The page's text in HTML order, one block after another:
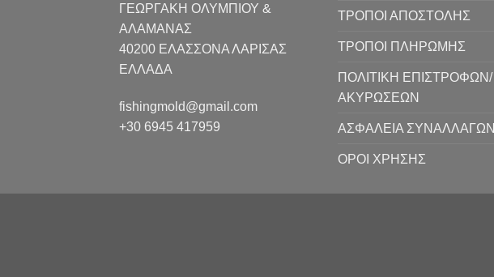
ΓΕΩΡΓΑΚΗ ΟΛΥΜΠΙΟΥ &
ΑΛΑΜΑΝΑΣ
40200 ΕΛΑΣΣΟΝΑ ΛΑΡΙΣΑΣ
EΛΛΑΔΑ
fishingmold@gmail.com
+30 6945 417959
ΤΡΟΠΟΙ ΑΠΟΣΤΟΛΗΣ
ΤΡΟΠΟΙ ΠΛΗΡΩΜΗΣ
ΠΟΛΙΤΙΚΗ ΕΠΙΣΤΡΟΦΩΝ/
ΑΚΥΡΩΣΕΩΝ
ΑΣΦΑΛΕΙΑ ΣΥΝΑΛΛΑΓΩΝ
ΟΡΟΙ ΧΡΗΣΗΣ